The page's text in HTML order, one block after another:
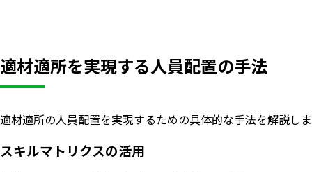
適材適所を実現する人員配置の手法
適材適所の人員配置を実現するための具体的な手法を解説し
スキルマトリクスの活用